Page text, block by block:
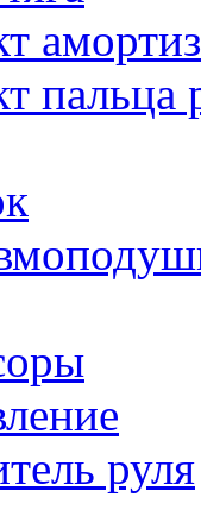
пальца
руля